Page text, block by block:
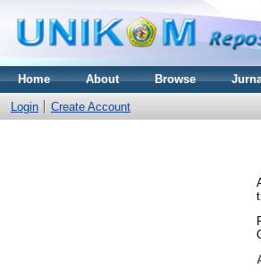
Home About Browse
Login Create Account